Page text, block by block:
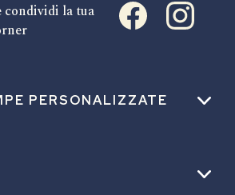
PERSONALIZZATE
condividi la tua